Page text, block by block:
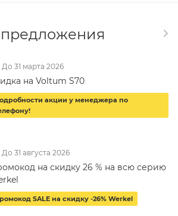
До 31 марта 2026
на Voltum S70
акции у менеджера по
До 31 августа 2026
на скидку 26 % на всю серию
SALE на скидку -26% Werkel